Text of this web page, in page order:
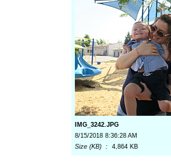
IMG_3242.JPG
8/15/2018 8:36:28 AM
Size (KB) : 4,864 KB